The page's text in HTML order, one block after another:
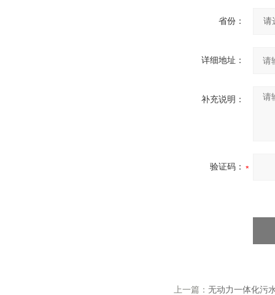
省份：
详细地址：
补充说明：
验证码：
上一篇： 无动力一体化污